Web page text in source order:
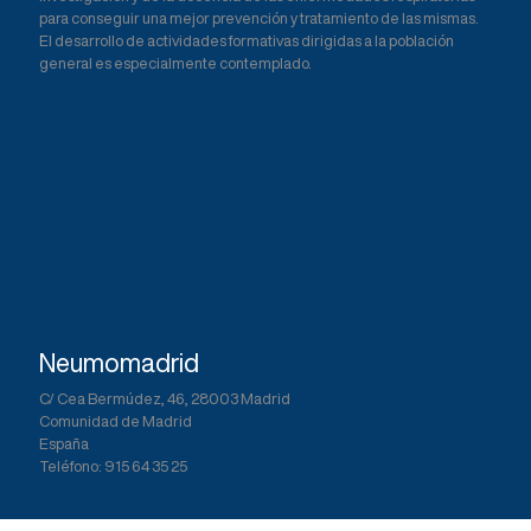
o
o
p
p
para conseguir una mejor prevención y tratamiento de las mismas.
El desarrollo de actividades formativas dirigidas a la población
general es especialmente contemplado.
Neumomadrid
C/ Cea Bermúdez, 46, 28003 Madrid
Comunidad de Madrid
España
Teléfono: 915 64 35 25